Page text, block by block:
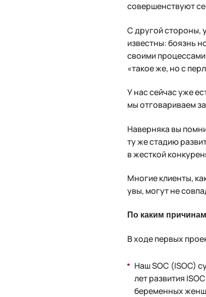
совершенствуют
С другой стороны,
известны: боязнь
своими
«такое же, но с
У нас сейчас уже
мы отговариваем
Наверняка вы
ту же стадию
в жесткой
Многие клиенты,
увы, могут не
По каким
В ходе первых
Наш SOC (ISOC)
лет развития
беременных